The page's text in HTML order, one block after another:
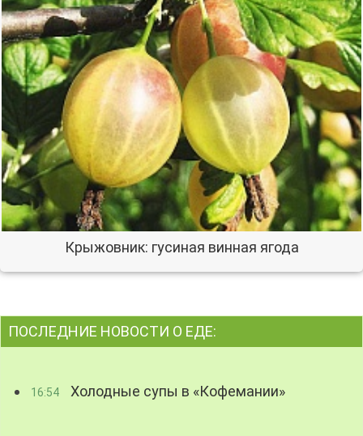
Крыжовник: гусиная винная ягода
ПОСЛЕДНИЕ НОВОСТИ О ЕДЕ:
16:54 Холодные супы в «Кофемании»